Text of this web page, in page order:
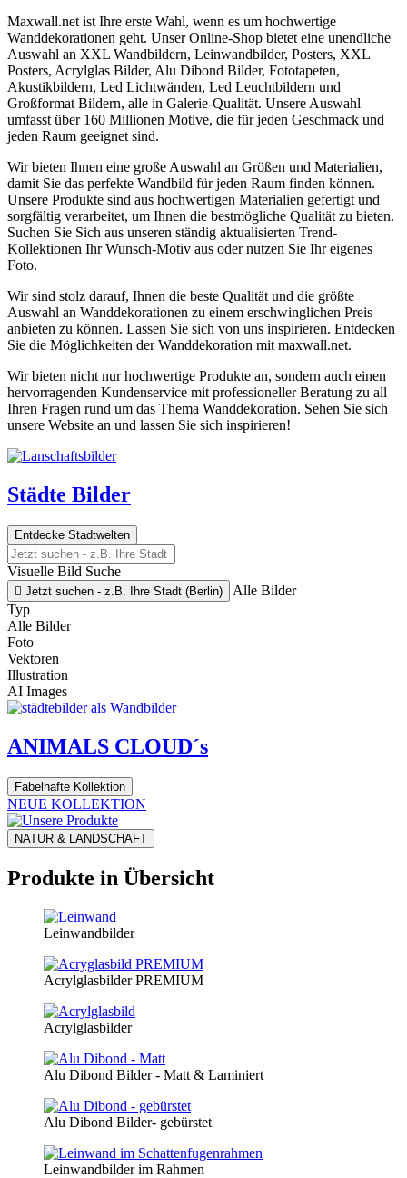
Maxwall.net ist Ihre erste Wahl, wenn es um hochwertige
Wanddekorationen geht. Unser Online-Shop bietet eine unendliche
Auswahl an XXL Wandbildern, Leinwandbilder, Posters, XXL
Posters, Acrylglas Bilder, Alu Dibond Bilder, Fototapeten,
Akustikbildern, Led Lichtwänden, Led Leuchtbildern und
Großformat Bildern, alle in Galerie-Qualität. Unsere Auswahl
umfasst über 160 Millionen Motive, die für jeden Geschmack und
jeden Raum geeignet sind.
Wir bieten Ihnen eine große Auswahl an Größen und Materialien,
damit Sie das perfekte Wandbild für jeden Raum finden können.
Unsere Produkte sind aus hochwertigen Materialien gefertigt und
sorgfältig verarbeitet, um Ihnen die bestmögliche Qualität zu bieten.
Suchen Sie Sich aus unseren ständig aktualisierten Trend-
Kollektionen Ihr Wunsch-Motiv aus oder nutzen Sie Ihr eigenes
Foto.
Wir sind stolz darauf, Ihnen die beste Qualität und die größte
Auswahl an Wanddekorationen zu einem erschwinglichen Preis
anbieten zu können. Lassen Sie sich von uns inspirieren. Entdecken
Sie die Möglichkeiten der Wanddekoration mit maxwall.net.
Wir bieten nicht nur hochwertige Produkte an, sondern auch einen
hervorragenden Kundenservice mit professioneller Beratung zu all
Ihren Fragen rund um das Thema Wanddekoration. Sehen Sie sich
unsere Website an und lassen Sie sich inspirieren!
Städte Bilder
Entdecke Stadtwelten
Visuelle Bild Suche
 Jetzt suchen - z.B. Ihre Stadt (Berlin)
Alle Bilder
Typ
Alle Bilder
Foto
Vektoren
Illustration
AI Images
ANIMALS CLOUD´s
Fabelhafte Kollektion
NEUE KOLLEKTION
NATUR & LANDSCHAFT
Produkte in Übersicht
Leinwandbilder
Acrylglasbilder PREMIUM
Acrylglasbilder
Alu Dibond Bilder - Matt & Laminiert
Alu Dibond Bilder- gebürstet
Leinwandbilder im Rahmen